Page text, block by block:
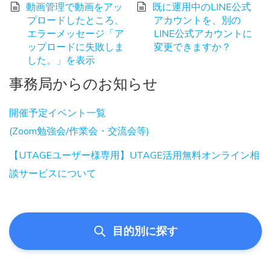
動画管理で動画をアッ
プロードしたところ、
エラーメッセージ「ア
ップロードに失敗しま
した。」を表示
既に運用中のLINE公式
アカウントを、別の
LINE公式アカウントに
変更できますか？
事務局からのお知らせ
開催予定イベント一覧
(Zoom勉強会/作業会・交流会等)
【UTAGEユーザー様専用】UTAGE活用無料オンライン相
談サービスについて
目的別に探す